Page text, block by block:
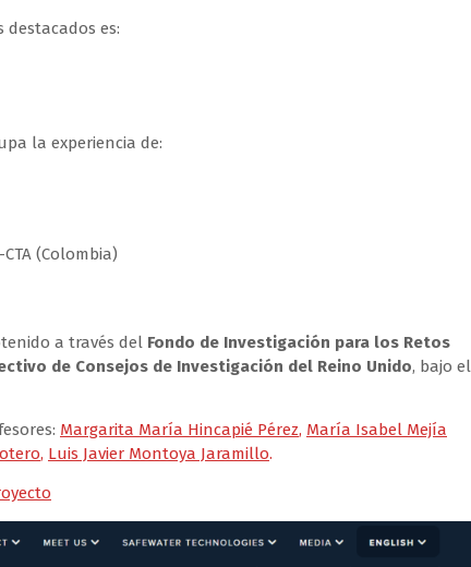
es:
la experiencia de:
(Colombia)
a través del Fondo de Investigación para los Retos
de Consejos de Investigación del Reino Unido, bajo el
Margarita María Hincapié Pérez, María Isabel Mejía
, Luis Javier Montoya Jaramillo.